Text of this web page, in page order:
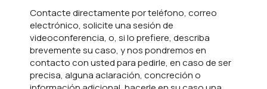
Contacte directamente por teléfono, correo
electrónico, solicite una sesión de
videoconferencia, o, si lo prefiere, describa
brevemente su caso, y nos pondremos en
contacto con usted para pedirle, en caso de ser
precisa, alguna aclaración, concreción o